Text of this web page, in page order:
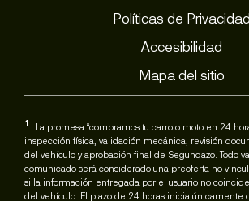
Políticas de Privacidad
Accesibilidad
Mapa del sitio
1
La promesa “compramos tu carro o moto en 24
inspección física, validación mecánica, revisión
del vehículo y aprobación final de Segundazo. Todo
comunicado será considerado una preoferta no
si la información entregada por el usuario no
del vehículo. El plazo de 24 horas inicia únicamente